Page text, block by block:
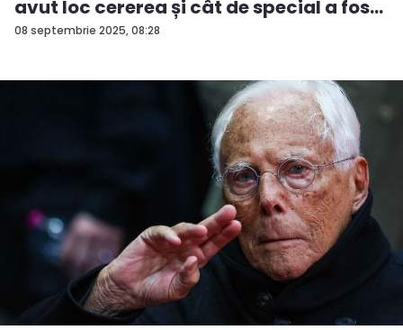
08 septembrie 2025, 08:28
avut loc cererea și cât de special a fos...